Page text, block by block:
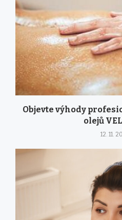
Objevte výhody
olejů
12. 11.